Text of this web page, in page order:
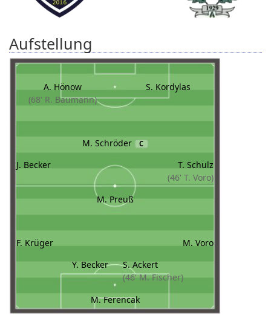
Aufstellung
A. Hönow
(68' R. Baumann)
S. Kordylas
M. Schröder C
J. Becker
T. Schulz
(46' T. Voro)
M. Preuß
F. Krüger
M. Voro
Y. Becker
S. Ackert
(46' M. Fischer)
M. Ferencak